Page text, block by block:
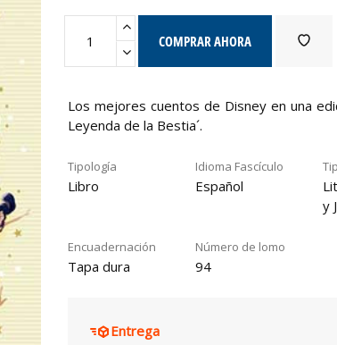
COMPRAR AHORA
Los mejores cuentos de Disney en una
Leyenda de la Bestia´.
Tipología
Libro
Idioma Fascículo
Español
y
Encuadernación
Tapa dura
Número de lomo
94
Entrega